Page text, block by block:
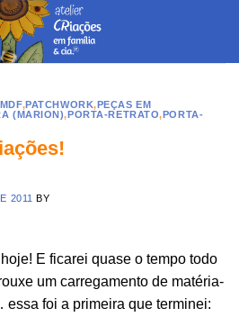
MDF,PATCHWORK,PEÇAS EM
(MARION),PORTA-RETRATO,PORTA-
2011 BY
E ficarei quase o tempo todo
um carregamento de matéria-
foi a primeira que terminei: